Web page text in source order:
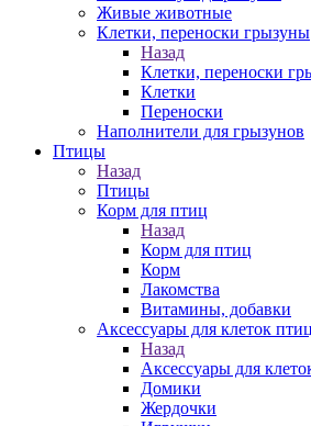
Живые животные
Клетки, переноски грызуны
Назад
Клетки, переноски
Клетки
Переноски
Наполнители для грызунов
Птицы
Назад
Птицы
Корм для птиц
Назад
Корм для птиц
Корм
Лакомства
Витамины, добавки
Аксессуары для клеток
Назад
Аксессуары для
Домики
Жердочки